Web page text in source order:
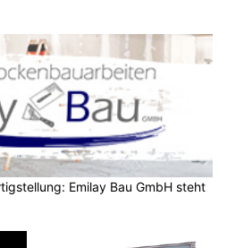
Emilay Bau GmbH steht